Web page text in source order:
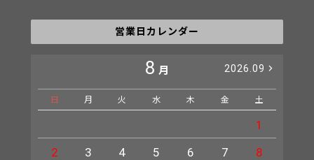
営業日カレンダー
8 月 2026.09
日 月 火 水 木 金 土
1
2
3 4 5 6 7
8